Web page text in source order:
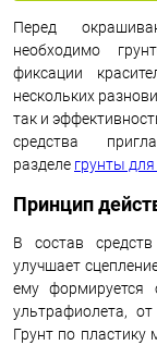
Перед
необходимо
фиксации
нескольких
так и
средства
разделе грунты
Принцип
В состав
улучшает
ему
ультрафиолета,
Грунт по